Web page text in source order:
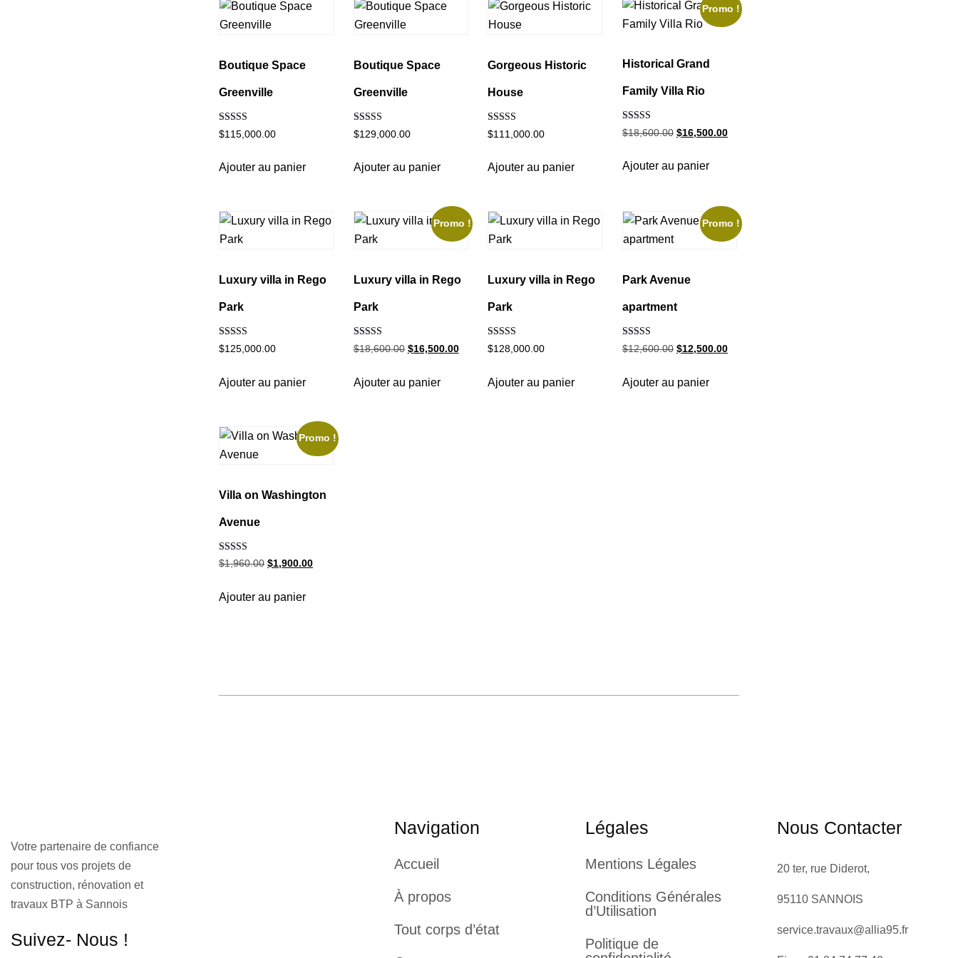
Boutique Space
Greenville
Note
5.00
$115,000.00
Ajouter au panier
Boutique Space
Greenville
Note
5.00
$129,000.00
Ajouter au panier
Gorgeous Historic
House
Note
5.00
$111,000.00
Ajouter au panier
Promo !
Historical Grand
Family Villa Rio
Note
5.00
$18,600.00 $16,500.00
Ajouter au panier
Luxury villa in Rego
Park
Note
5.00
$125,000.00
Ajouter au panier
Promo !
Luxury villa in Rego
Park
Note
5.00
$18,600.00 $16,500.00
Ajouter au panier
Luxury villa in Rego
Park
Note
5.00
$128,000.00
Ajouter au panier
Promo !
Park Avenue
apartment
Note
5.00
$12,600.00 $12,500.00
Ajouter au panier
Promo !
Villa on Washington
Avenue
Note
5.00
$1,960.00 $1,900.00
Ajouter au panier
Votre partenaire de confiance
pour tous vos projets de
construction, rénovation et
travaux BTP à Sannois
Suivez- Nous !
Navigation
Accueil
À propos
Tout corps d’état
Légales
Mentions Légales
Conditions Générales
d’Utilisation
Politique de
Nous Contacter
20 ter, rue Diderot,
95110 SANNOIS
service.travaux@allia95.fr